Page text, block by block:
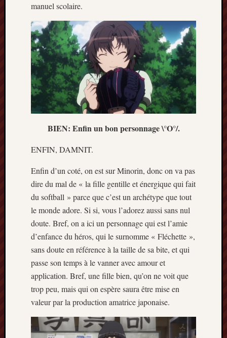
manuel scolaire.
BIEN: Enfin un bon personnage \°O°/.
ENFIN, DAMNIT.
Enfin d’un coté, on est sur Minorin, donc on va pas
dire du mal de « la fille gentille et énergique qui fait
du softball » parce que c’est un archétype que tout
le monde adore. Si si, vous l’adorez aussi sans nul
doute. Bref, on a ici un personnage qui est l’amie
d’enfance du héros, qui le surnomme « Fléchette »,
sans doute en référence à la taille de sa bite, et qui
passe son temps à le vanner avec amour et
application. Bref, une fille bien, qu’on ne voit que
trop peu, mais qui on espère saura être mise en
valeur par la production amatrice japonaise.